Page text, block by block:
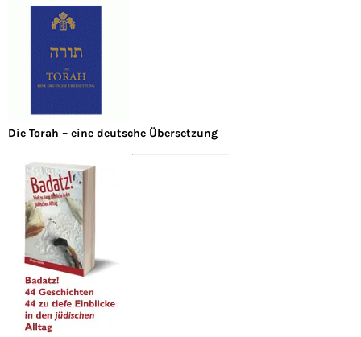
Die Torah – eine deutsche Übersetzung